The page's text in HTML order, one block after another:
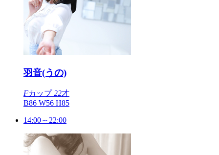
羽音(うの)
Fカップ22才
B86 W56 H85
14:00～22:00